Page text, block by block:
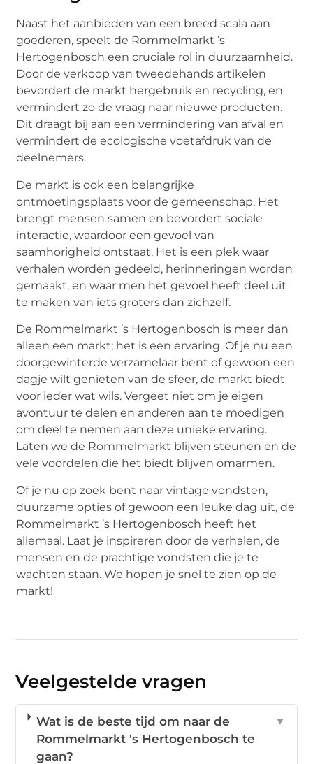
Naast het aanbieden van een breed scala aan
goederen, speelt de Rommelmarkt ’s
Hertogenbosch een cruciale rol in duurzaamheid.
Door de verkoop van tweedehands artikelen
bevordert de markt hergebruik en recycling, en
vermindert zo de vraag naar nieuwe producten.
Dit draagt bij aan een vermindering van afval en
vermindert de ecologische voetafdruk van de
deelnemers.
De markt is ook een belangrijke
ontmoetingsplaats voor de gemeenschap. Het
brengt mensen samen en bevordert sociale
interactie, waardoor een gevoel van
saamhorigheid ontstaat. Het is een plek waar
verhalen worden gedeeld, herinneringen worden
gemaakt, en waar men het gevoel heeft deel uit
te maken van iets groters dan zichzelf.
De Rommelmarkt ’s Hertogenbosch is meer dan
alleen een markt; het is een ervaring. Of je nu een
doorgewinterde verzamelaar bent of gewoon een
dagje wilt genieten van de sfeer, de markt biedt
voor ieder wat wils. Vergeet niet om je eigen
avontuur te delen en anderen aan te moedigen
om deel te nemen aan deze unieke ervaring.
Laten we de Rommelmarkt blijven steunen en de
vele voordelen die het biedt blijven omarmen.
Of je nu op zoek bent naar vintage vondsten,
duurzame opties of gewoon een leuke dag uit, de
Rommelmarkt ’s Hertogenbosch heeft het
allemaal. Laat je inspireren door de verhalen, de
mensen en de prachtige vondsten die je te
wachten staan. We hopen je snel te zien op de
markt!
Veelgestelde vragen
Wat is de beste tijd om naar de
Rommelmarkt 's Hertogenbosch te
gaan?
▼